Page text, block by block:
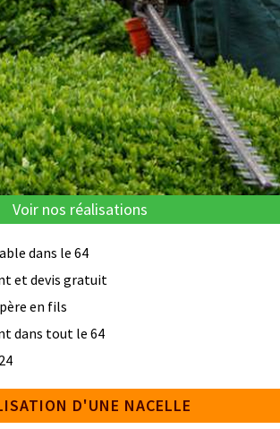
Voir nos réalisations
dans le 64
et devis gratuit
en fils
dans tout le 64
D'UNE NACELLE